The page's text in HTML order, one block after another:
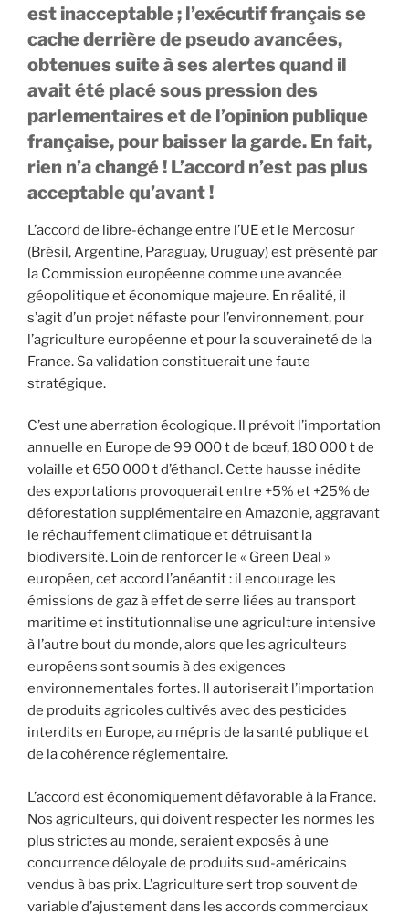
est inacceptable ; l’exécutif français se
cache derrière de pseudo avancées,
obtenues suite à ses alertes quand il
avait été placé sous pression des
parlementaires et de l’opinion publique
française, pour baisser la garde. En fait,
rien n’a changé ! L’accord n’est pas plus
acceptable qu’avant !
L’accord de libre-échange entre l’UE et le Mercosur
(Brésil, Argentine, Paraguay, Uruguay) est présenté par
la Commission européenne comme une avancée
géopolitique et économique majeure. En réalité, il
s’agit d’un projet néfaste pour l’environnement, pour
l’agriculture européenne et pour la souveraineté de la
France. Sa validation constituerait une faute
stratégique.
C’est une aberration écologique. Il prévoit l’importation
annuelle en Europe de 99 000 t de bœuf, 180 000 t de
volaille et 650 000 t d’éthanol. Cette hausse inédite
des exportations provoquerait entre +5% et +25% de
déforestation supplémentaire en Amazonie, aggravant
le réchauffement climatique et détruisant la
biodiversité. Loin de renforcer le « Green Deal »
européen, cet accord l’anéantit : il encourage les
émissions de gaz à effet de serre liées au transport
maritime et institutionnalise une agriculture intensive
à l’autre bout du monde, alors que les agriculteurs
européens sont soumis à des exigences
environnementales fortes. Il autoriserait l’importation
de produits agricoles cultivés avec des pesticides
interdits en Europe, au mépris de la santé publique et
de la cohérence réglementaire.
L’accord est économiquement défavorable à la France.
Nos agriculteurs, qui doivent respecter les normes les
plus strictes au monde, seraient exposés à une
concurrence déloyale de produits sud-américains
vendus à bas prix. L’agriculture sert trop souvent de
variable d’ajustement dans les accords commerciaux